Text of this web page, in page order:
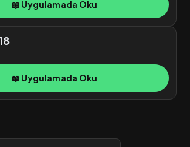
📖 Uygulamada Oku
📖 Uygulamada Oku